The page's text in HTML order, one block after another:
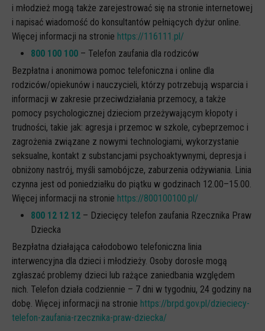
i młodzież mogą także zarejestrować się na stronie internetowej
i napisać wiadomość do konsultantów pełniących dyżur online.
Więcej informacji na stronie https://116111.pl/
800 100 100 – Telefon zaufania dla rodziców
Bezpłatna i anonimowa pomoc telefoniczna i online dla
rodziców/opiekunów i nauczycieli, którzy potrzebują wsparcia i
informacji w zakresie przeciwdziałania przemocy, a także
pomocy psychologicznej dzieciom przeżywającym kłopoty i
trudności, takie jak: agresja i przemoc w szkole, cybeprzemoc i
zagrożenia związane z nowymi technologiami, wykorzystanie
seksualne, kontakt z substancjami psychoaktywnymi, depresja i
obniżony nastrój, myśli samobójcze, zaburzenia odżywiania. Linia
czynna jest od poniedziałku do piątku w godzinach 12.00–15.00.
Więcej informacji na stronie https://800100100.pl/
800 12 12 12 – Dziecięcy telefon zaufania Rzecznika Praw
Dziecka
Bezpłatna działająca całodobowo telefoniczna linia
interwencyjna dla dzieci i młodzieży. Osoby dorosłe mogą
zgłaszać problemy dzieci lub rażące zaniedbania względem
nich. Telefon działa codziennie – 7 dni w tygodniu, 24 godziny na
dobę. Więcej informacji na stronie https://brpd.gov.pl/dzieciecy-
telefon-zaufania-rzecznika-praw-dziecka/